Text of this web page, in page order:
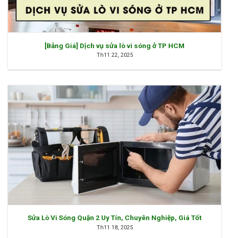
[Bảng Giá] Dịch vụ sửa lò vi sóng ở TP HCM
Th11 22, 2025
Sửa Lò Vi Sóng Quận 2 Uy Tín, Chuyên Nghiệp, Giá Tốt
Th11 18, 2025